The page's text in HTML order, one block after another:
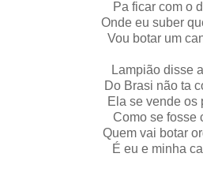
Pa ficar com o
Onde eu suber
Vou botar um
Lampião disse
Do Brasi não ta
Ela se vende os
Como se fosse
Quem vai botar
É eu e minha